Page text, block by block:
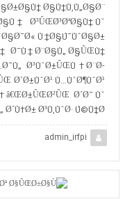
Ø§Ù†Ù‚Ù„Ø§Ø¨
Ø³ÛŒØ³ØªØ§Ù† Ùˆ
Ù†Ø§Ú¯ÙˆØ§Ø±
Ø¯Ù†Ø¨Ø§Ù„ Ø§ÛŒÙ†
Ø³ÙˆØ±ÛŒÙ‡ Ø¨Ø­
Ø´Ø±ÙˆØ¹ Ù…ÙˆØ¶ÙˆØ¹
Ø´Ø¯ Ùˆ
Ø³Ù‚ÙˆØ· Ú©Ù†Ø¯.
admin_irfpi